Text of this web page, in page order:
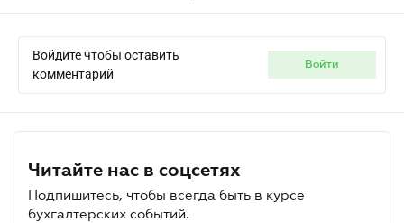
Войдите чтобы оставить
комментарий
войти
Читайте нас в соцсетях
Подпишитесь, чтобы всегда быть в курсе
бухгалтерских событий.